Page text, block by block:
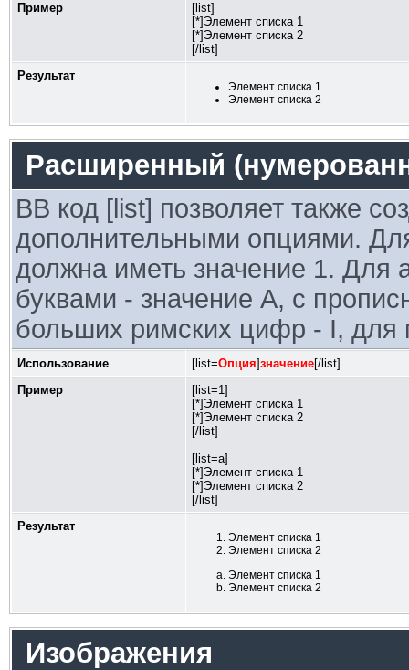
Пример
[list]
[*]Элемент списка 1
[*]Элемент списка 2
[/list]
Результат
Элемент списка 1
Элемент списка 2
Расширенный
BB код [list] позволяет также
дополнительными опциями.
должна иметь значение 1. Для
буквами - значение A, с
больших римских цифр - I, для
Использование [list=Опция]значение[/list]
Пример
[list=1]
[*]Элемент списка 1
[*]Элемент списка 2
[/list]
[list=a]
[*]Элемент списка 1
[*]Элемент списка 2
[/list]
Результат
Элемент списка 1
Элемент списка 2
Элемент списка 1
Элемент списка 2
Изображения